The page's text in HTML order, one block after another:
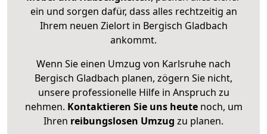
ein und sorgen dafür, dass alles rechtzeitig an
Ihrem neuen Zielort in Bergisch Gladbach
ankommt.
Wenn Sie einen Umzug von Karlsruhe nach
Bergisch Gladbach planen, zögern Sie nicht,
unsere professionelle Hilfe in Anspruch zu
nehmen. Kontaktieren Sie uns heutenoch, um
Ihren reibungslosen Umzug zu planen.